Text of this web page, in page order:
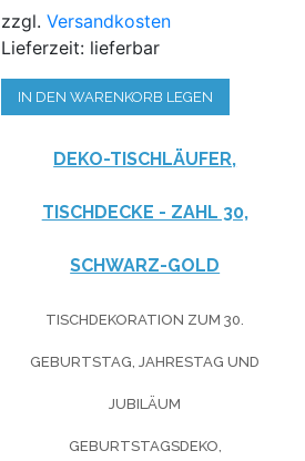
zzgl.Versandkosten
Lieferzeit: lieferbar
IN DEN WARENKORB LEGEN
DEKO-TISCHLÄUFER,
TISCHDECKE - ZAHL 30,
SCHWARZ-GOLD
TISCHDEKORATION ZUM 30.
GEBURTSTAG, JAHRESTAG UND
JUBILÄUM
GEBURTSTAGSDEKO,